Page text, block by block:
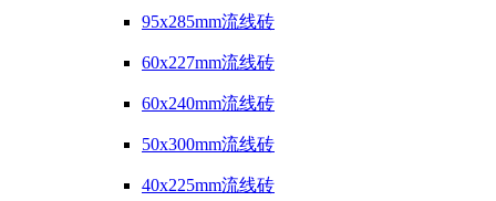
95x285mm流线砖
60x227mm流线砖
60x240mm流线砖
50x300mm流线砖
40x225mm流线砖